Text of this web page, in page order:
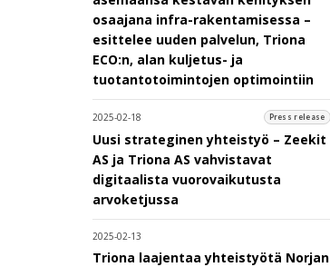
osaajana infra-rakentamisessa –
esittelee uuden palvelun, Triona
ECO:n, alan kuljetus- ja
tuotantotoimintojen optimointiin
2025-02-18 Press release
Uusi strateginen yhteistyö – Zeekit
AS ja Triona AS vahvistavat
digitaalista vuorovaikutusta
arvoketjussa
2025-02-13
Triona laajentaa yhteistyötä Norjan